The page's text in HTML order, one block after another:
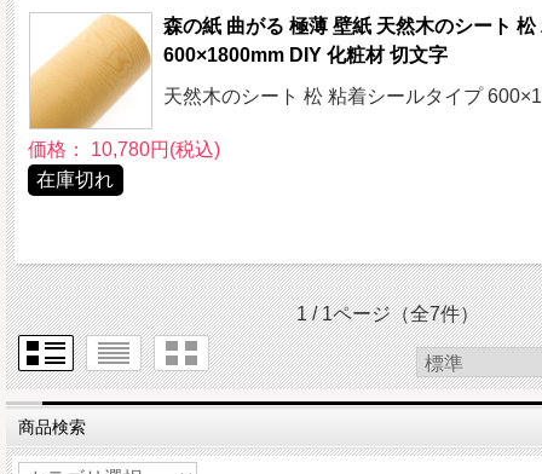
森の紙 曲がる 極薄 壁紙 天然木のシート
600×1800mm DIY 化粧材 切文字
天然木のシート 松 粘着シールタイプ
価格： 10,780円(税込)
在庫切れ
1 / 1ページ（全7件）
商品検索